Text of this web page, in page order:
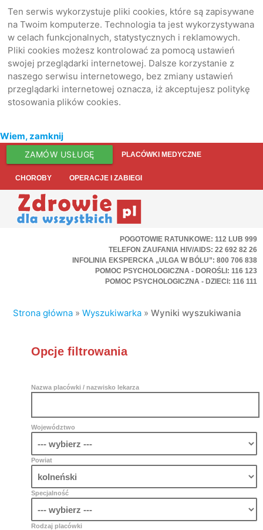
Ten serwis wykorzystuje pliki cookies, które są zapisywane
na Twoim komputerze. Technologia ta jest wykorzystywana
w celach funkcjonalnych, statystycznych i reklamowych.
Pliki cookies możesz kontrolować za pomocą ustawień
swojej przeglądarki internetowej. Dalsze korzystanie z
naszego serwisu internetowego, bez zmiany ustawień
przeglądarki internetowej oznacza, iż akceptujesz politykę
stosowania plików cookies.
Wiem, zamknij
ZAMÓW USŁUGĘ PLACÓWKI MEDYCZNE
CHOROBY OPERACJE I ZABIEGI
POGOTOWIE RATUNKOWE: 112 LUB 999
TELEFON ZAUFANIA HIV/AIDS: 22 692 82 26
INFOLINIA EKSPERCKA „ULGA W BÓLU”: 800 706 838
POMOC PSYCHOLOGICZNA - DOROŚLI: 116 123
POMOC PSYCHOLOGICZNA - DZIECI: 116 111
Strona główna »Wyszukiwarka »Wyniki wyszukiwania
Opcje filtrowania
Nazwa placówki / nazwisko lekarza
Województwo
Powiat
Specjalność
Rodzaj placówki